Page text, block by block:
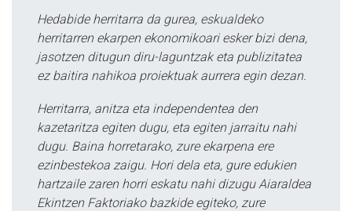
Hedabide herritarra da gurea, eskualdeko
herritarren ekarpen ekonomikoari esker bizi dena,
jasotzen ditugun diru-laguntzak eta publizitatea
ez baitira nahikoa proiektuak aurrera egin dezan.
Herritarra, anitza eta independentea den
kazetaritza egiten dugu, eta egiten jarraitu nahi
dugu. Baina horretarako, zure ekarpena ere
ezinbestekoa zaigu. Hori dela eta, gure edukien
hartzaile zaren horri eskatu nahi dizugu Aiaraldea
Ekintzen Faktoriako bazkide egiteko, zure